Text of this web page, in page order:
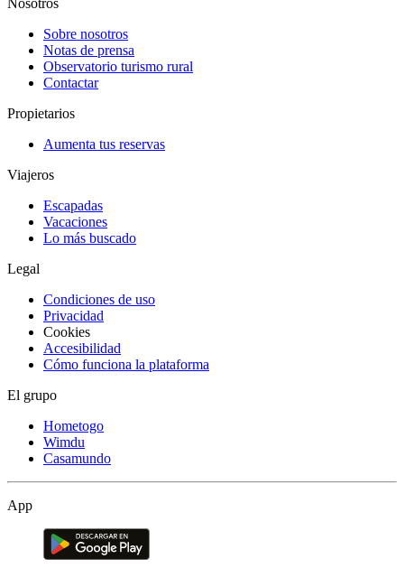
Nosotros
Sobre nosotros
Notas de prensa
Observatorio turismo rural
Contactar
Propietarios
Aumenta tus reservas
Viajeros
Escapadas
Vacaciones
Lo más buscado
Legal
Condiciones de uso
Privacidad
Cookies
Accesibilidad
Cómo funciona la plataforma
El grupo
Hometogo
Wimdu
Casamundo
App